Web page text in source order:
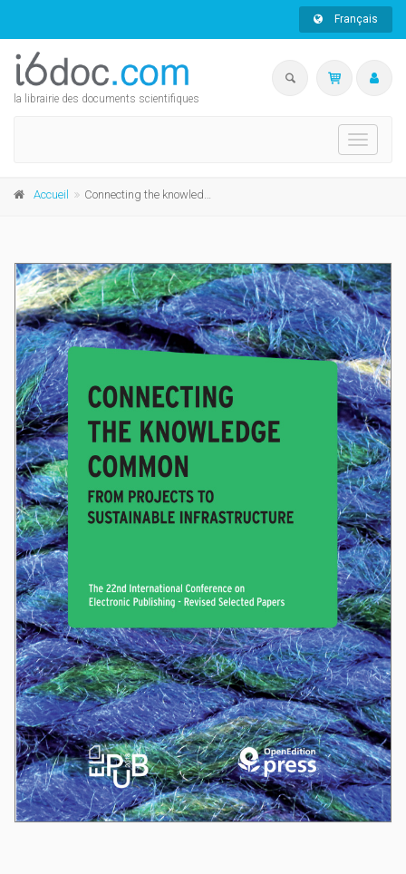
Français
la librairie des documents scientifiques
Toggle
Accueil Connecting the knowledge common from projects to sustainable infrastructure